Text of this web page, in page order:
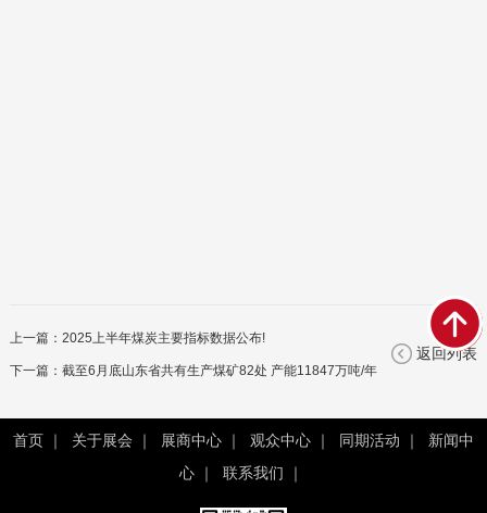
上一篇： 2025上半年煤炭主要指标数据公布!
下一篇： 截至6月底山东省共有生产煤矿82处 产能11847万吨/年
返回列表
首页｜ 关于展会 ｜ 展商中心｜ 观众中心｜ 同期活动 ｜ 新闻中
心｜ 联系我们 ｜